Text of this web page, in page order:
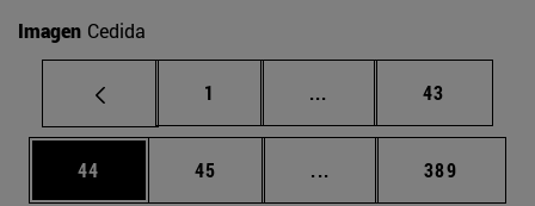
Imagen Cedida
Página
1 ... Páginas intermedias
Página
43
Página
44 Página
45 ... Páginas intermedias
Página
389